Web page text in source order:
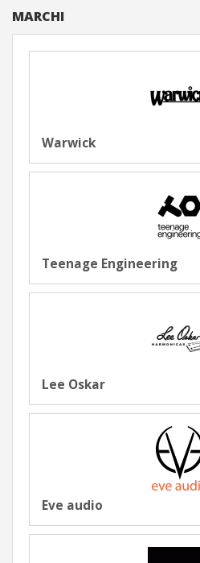
MARCHI
Warwick
Teenage Engineering
Lee Oskar
Eve audio